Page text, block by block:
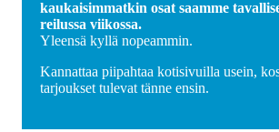
kaukaisimmatkin osat saamme
reilussa viikossa.
Yleensä kyllä nopeammin.
Kannattaa piipahtaa kotisivuilla usein,
tarjoukset tulevat tänne ensin.